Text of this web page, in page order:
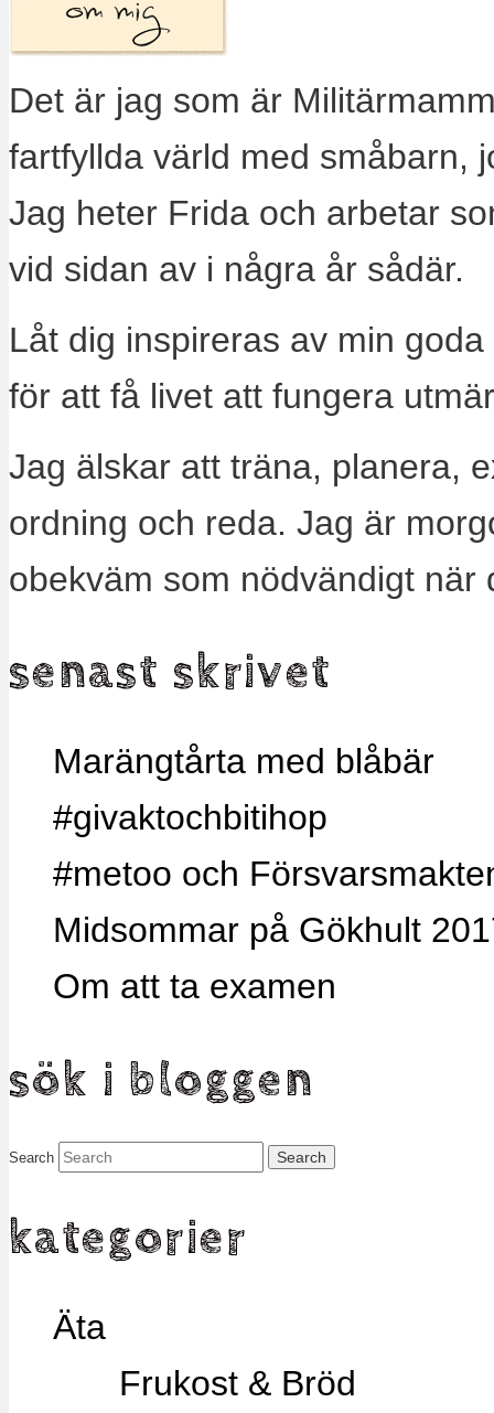
Det är jag som är
fartfyllda värld med småbarn,
Jag heter Frida och arbetar
vid sidan av i några år sådär.
Låt dig inspireras av min
för att få livet att fungera
Jag älskar att träna, planera,
ordning och reda. Jag är
obekväm som nödvändigt när
senast skrivet
Marängtårta med blåbär
#givaktochbitihop
#metoo och
Midsommar på Gökhult
Om att ta examen
sök i bloggen
Search
kategorier
Äta
Frukost & Bröd